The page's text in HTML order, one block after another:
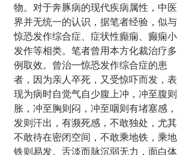
物。对于奔豚病的现代疾病属性，中医
界并无统一的认识，据笔者经验，似与
惊恐发作综合症、症状性癲痫、癫痫小
发作等相类。笔者曾用本方化裁治疗多
例取效。曾治一惊恐发作综合症的患
者，因为亲人卒死，又受惊吓而发，表
现为病时自觉气自少腹上冲，冲至腹则
胀，冲至胸则闷，冲至咽则有堵塞感，
发则汗出，有濒死感，不敢独处，尤其
不敢待在密闭空间，不敢乘地铁，乘地
铁则易发。舌淡而脉沉弱无力，面白体